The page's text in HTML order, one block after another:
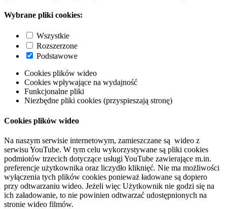
Wybrane pliki cookies:
Wszystkie
Rozszerzone
Podstawowe
Cookies plików wideo
Cookies wpływające na wydajność
Funkcjonalne pliki
Niezbędne pliki cookies (przyspieszają stronę)
Cookies plików wideo
Na naszym serwisie internetowym, zamieszczane są wideo z
serwisu YouTube. W tym celu wykorzystywane są pliki cookies
podmiotów trzecich dotyczące usługi YouTube zawierające m.in.
preferencje użytkownika oraz liczydło kliknięć. Nie ma możliwości
wyłączenia tych plików cookies ponieważ ładowane są dopiero
przy odtwarzaniu wideo. Jeżeli więc Użytkownik nie godzi się na
ich załadowanie, to nie powinien odtwarzać udostępnionych na
stronie wideo filmów.